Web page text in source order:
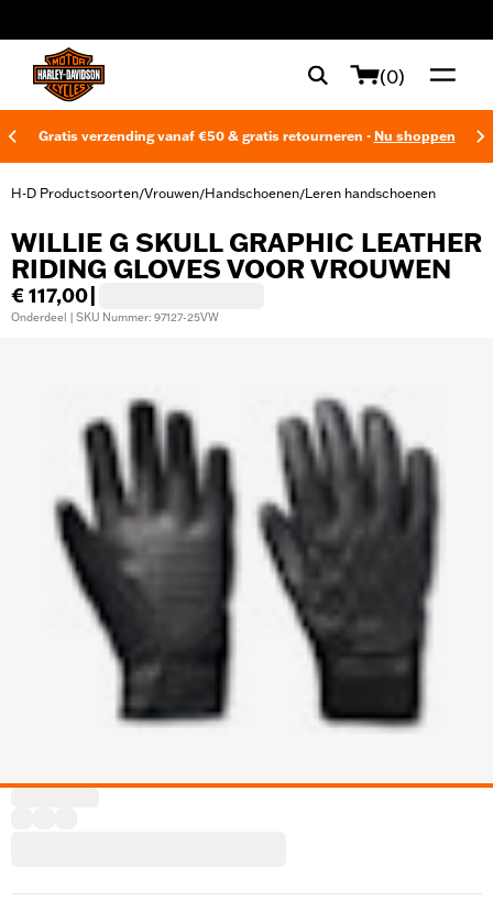
(0)
Gratis verzending vanaf €50 & gratis retourneren - Nu shoppen
H-D Productsoorten/Vrouwen/Handschoenen/Leren handschoenen
WILLIE G SKULL GRAPHIC LEATHER
RIDING GLOVES VOOR VROUWEN
€ 117,00
Onderdeel | SKU Nummer: 97127-25VW